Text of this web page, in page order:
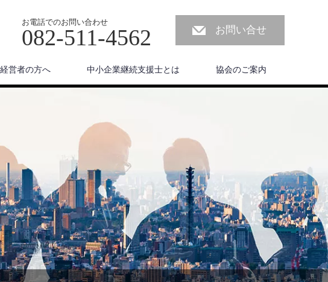
お電話でのお問い合わせ
082-511-4562 お問い合せ
営者の方へ 中小企業継続支援士とは 協会のご案内